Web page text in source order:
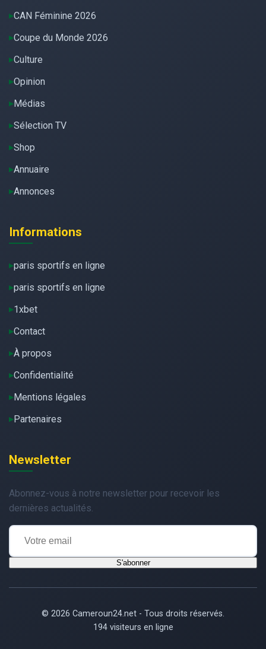
CAN Féminine 2026
Coupe du Monde 2026
Culture
Opinion
Médias
Sélection TV
Shop
Annuaire
Annonces
Informations
paris sportifs en ligne
paris sportifs en ligne
1xbet
Contact
À propos
Confidentialité
Mentions légales
Partenaires
Newsletter
Abonnez-vous à notre newsletter pour recevoir les
dernières actualités.
S'abonner
© 2026 Cameroun24.net - Tous droits réservés.
194 visiteurs en ligne